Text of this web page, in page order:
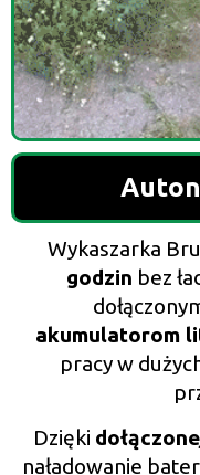
Wykaszarka
godzin bez
akumulatorom
pracy w
Dzięki
naładowanie